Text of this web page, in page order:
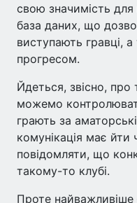
свою значимість для
база даних, що
виступають гравці, а
прогресом.
Йдеться, звісно, про
можемо
грають за
комунікація має йти
повідомляти, що
такому-то клубі.
Проте